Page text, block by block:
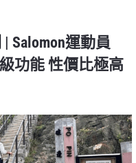
| Salomon運動員
功能 性價比極高